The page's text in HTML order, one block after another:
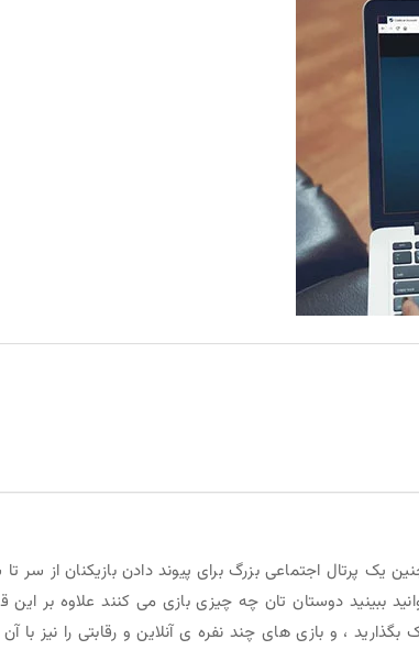
یک پرتال اجتماعی بزرگ برای پیوند دادن بازیکنان از سر
ببینید دوستان تان چه چیزی بازی می کنند علاوه بر این
، و بازی های چند نفره ی آنلاین و رقابتی را نیز با